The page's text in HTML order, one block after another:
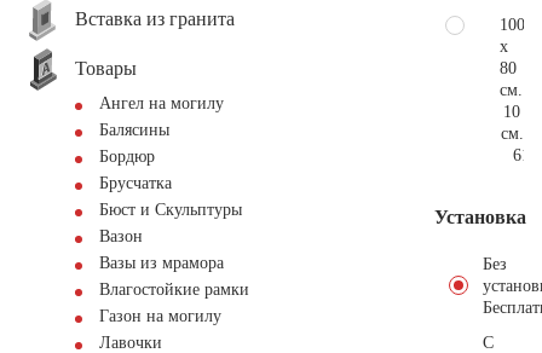
Вставка из гранита
Товары
Ангел на могилу
Балясины
Бордюр
Брусчатка
Бюст и Скульптуры
Вазон
Вазы из мрамора
Влагостойкие рамки
Газон на могилу
Лавочки
100
x
80
см.
10
см.
Установка
Без
С